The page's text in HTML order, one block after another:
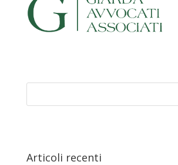
Articoli recenti